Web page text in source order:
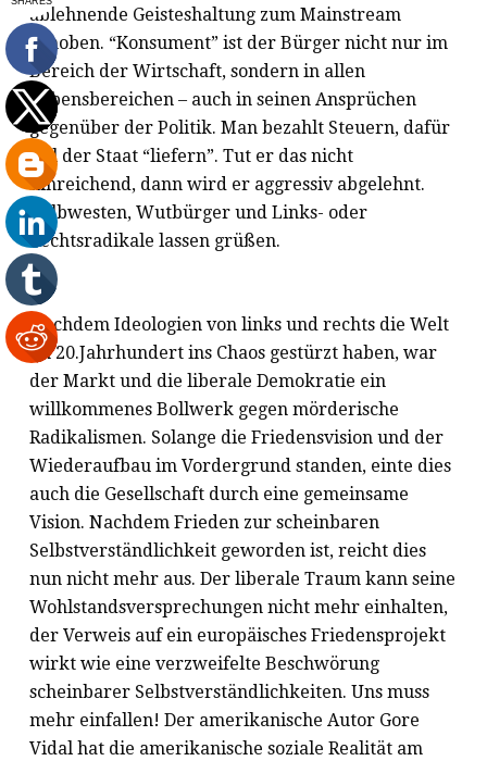
ablehnende Geisteshaltung zum Mainstream
erhoben. “Konsument” ist der Bürger nicht nur im
Bereich der Wirtschaft, sondern in allen
Lebensbereichen – auch in seinen Ansprüchen
gegenüber der Politik. Man bezahlt Steuern, dafür
soll der Staat “liefern”. Tut er das nicht
hinreichend, dann wird er aggressiv abgelehnt.
Gelbwesten, Wutbürger und Links- oder
Rechtsradikale lassen grüßen.
Nachdem Ideologien von links und rechts die Welt
im 20.Jahrhundert ins Chaos gestürzt haben, war
der Markt und die liberale Demokratie ein
willkommenes Bollwerk gegen mörderische
Radikalismen. Solange die Friedensvision und der
Wiederaufbau im Vordergrund standen, einte dies
auch die Gesellschaft durch eine gemeinsame
Vision. Nachdem Frieden zur scheinbaren
Selbstverständlichkeit geworden ist, reicht dies
nun nicht mehr aus. Der liberale Traum kann seine
Wohlstandsversprechungen nicht mehr einhalten,
der Verweis auf ein europäisches Friedensprojekt
wirkt wie eine verzweifelte Beschwörung
scheinbarer Selbstverständlichkeiten. Uns muss
mehr einfallen! Der amerikanische Autor Gore
Vidal hat die amerikanische soziale Realität am